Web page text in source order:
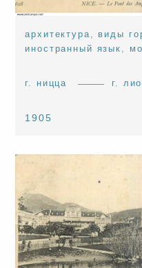
архитектура, виды
иностранный язык ,
г. ницца г.
1905